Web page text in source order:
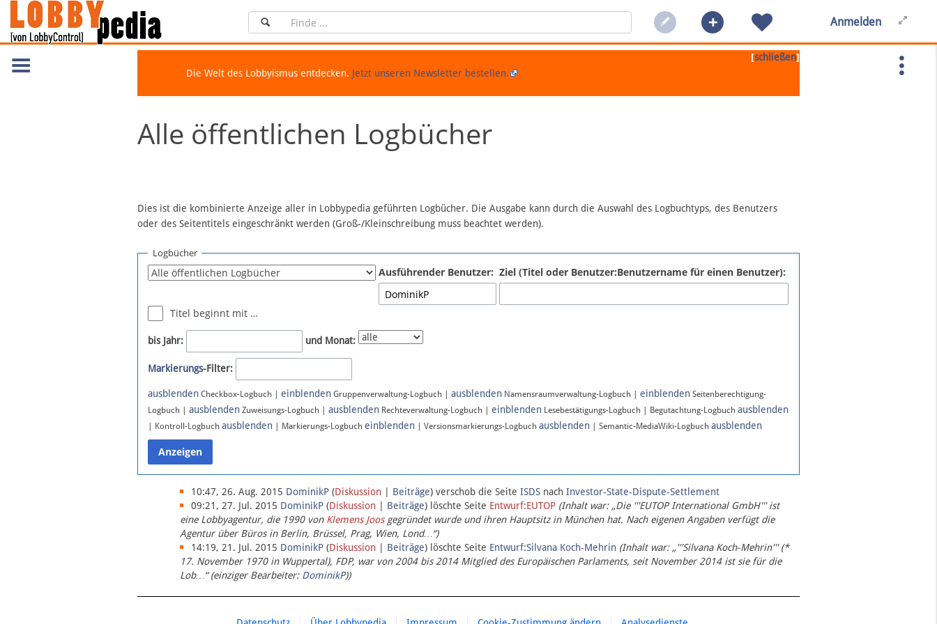
Anmelden
[schließen]
Die Welt des Lobbyismus entdecken. Jetzt unseren Newsletter bestellen.
Alle öffentlichen Logbücher
Dies ist die kombinierte Anzeige aller in Lobbypedia geführten Logbücher. Die Ausgabe kann durch die Auswahl des Logbuchtyps, des Benutzers
oder des Seitentitels eingeschränkt werden (Groß-/Kleinschreibung muss beachtet werden).
Logbücher
Ausführender Benutzer: Ziel (Titel oder Benutzer:Benutzername für einen Benutzer):
Titel beginnt mit …
bis Jahr: und Monat:
Markierungs-Filter:
ausblenden Checkbox-Logbuch | einblenden Gruppenverwaltung-Logbuch | ausblenden Namensraumverwaltung-Logbuch | einblenden Seitenberechtigung-
Logbuch | ausblenden Zuweisungs-Logbuch | ausblenden Rechteverwaltung-Logbuch | einblenden Lesebestätigungs-Logbuch | Begutachtung-Logbuch ausblenden
| Kontroll-Logbuch ausblenden | Markierungs-Logbuch einblenden | Versionsmarkierungs-Logbuch ausblenden | Semantic-MediaWiki-Logbuch ausblenden
10:47, 26. Aug. 2015 DominikP (Diskussion | Beiträge) verschob die Seite ISDS nach Investor-State-Dispute-Settlement
09:21, 27. Jul. 2015 DominikP (Diskussion | Beiträge) löschte Seite Entwurf:EUTOP (Inhalt war: „Die '''EUTOP International GmbH''' ist
eine Lobbyagentur, die 1990 von Klemens Joosgegründet wurde und ihren Hauptsitz in München hat. Nach eigenen Angaben verfügt die
Agentur über Büros in Berlin, Brüssel, Prag, Wien, Lond…“)
14:19, 21. Jul. 2015 DominikP (Diskussion | Beiträge) löschte Seite Entwurf:Silvana Koch-Mehrin (Inhalt war: „'''Silvana Koch-Mehrin''' (*
17. November 1970 in Wuppertal), FDP, war von 2004 bis 2014 Mitglied des Europäischen Parlaments, seit November 2014 ist sie für die
Lob…“ (einziger Bearbeiter: DominikP))